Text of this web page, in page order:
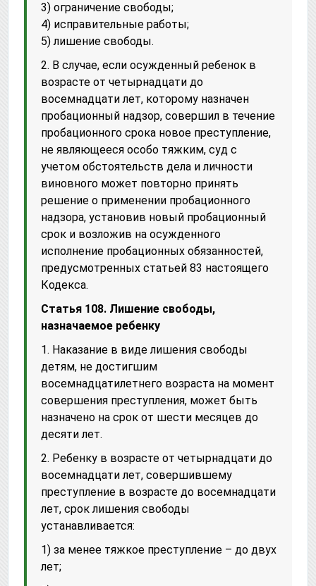
3) ограничение свободы;
4) исправительные работы;
5) лишение свободы.
2. В случае, если осужденный ребенок в
возрасте от четырнадцати до
восемнадцати лет, которому назначен
пробационный надзор, совершил в течение
пробационного срока новое преступление,
не являющееся особо тяжким, суд с
учетом обстоятельств дела и личности
виновного может повторно принять
решение о применении пробационного
надзора, установив новый пробационный
срок и возложив на осужденного
исполнение пробационных обязанностей,
предусмотренных статьей 83 настоящего
Кодекса.
Статья 108. Лишение свободы,
назначаемое ребенку
1. Наказание в виде лишения свободы
детям, не достигшим
восемнадцатилетнего возраста на момент
совершения преступления, может быть
назначено на срок от шести месяцев до
десяти лет.
2. Ребенку в возрасте от четырнадцати до
восемнадцати лет, совершившему
преступление в возрасте до восемнадцати
лет, срок лишения свободы
устанавливается:
1) за менее тяжкое преступление – до двух
лет;